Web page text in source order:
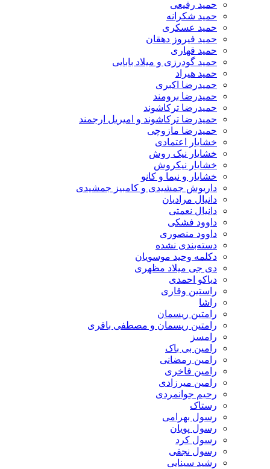
حمید رفیعی
حمید شکرانه
حمید عسکری
حمید فیروز دهقان
حمید قهاری
حمید گودرزی و میلاد بابایی
حمید هیراد
حمیدرضا اکبری
حمیدرضا برومند
حمیدرضا ترکاشوند
حمیدرضا ترکاشوند و امیریل ارجمند
حمیدرضا مازوچی
خشایار اعتمادی
خشایار نیک روش
خشایار نیکروش
خشایار و نیما و کانو
داریوش جمشیدی و کامبیز جمشیدی
دانیال مرادیان
دانیال نعمتی
داوود فشکی
داوود منصوری
دسته‌بندی نشده
دکلمه وحید موسویان
دی جی میلاد مظهری
دیاکو احمدی
راستین وقاری
رامتین ریسمان
رامتین ریسمان و مصطفی باقری
رامسز
رامین بی باک
رامین رمضانی
رامین فاخری
رامین میرزادی
رحیم جوانمردی
رستاک
رسول بهرامی
رسول پویان
رسول کرد
رسول نجفی
رشید سینایی